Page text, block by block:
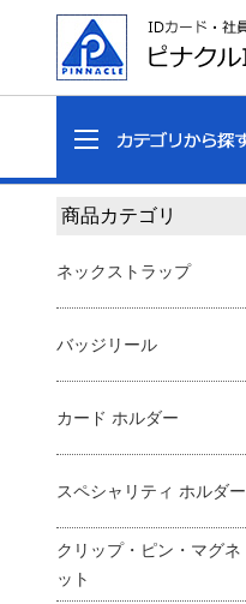
商品カテゴリ
ネックストラップ
バッジリール
カード ホルダー
スペシャリティ ホルダー
クリップ・ピン・マグネ
ット